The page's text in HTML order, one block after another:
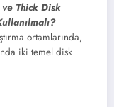
Thick Disk
ortamlarında,
iki temel disk